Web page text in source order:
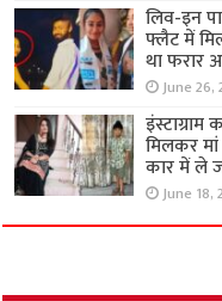
लिव-इन
फ्लैट में
था फरार
June 26,
मिलकर
कार में ले
June 18,